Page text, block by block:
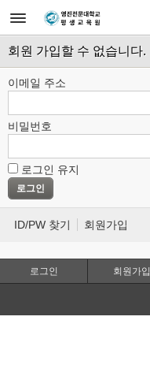
회원 가입할 수 없습니다.
이메일 주소
비밀번호
로그인 유지
ID/PW 찾기 회원가입
로그인 회원가입